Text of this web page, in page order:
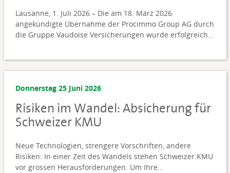
Lausanne, 1. Juli 2026 – Die am 18. März 2026
angekündigte Übernahme der Procimmo Group AG durch
die Gruppe Vaudoise Versicherungen wurde erfolgreich...
Donnerstag 25 Juni 2026
Risiken im Wandel: Absicherung für
Schweizer KMU
Neue Technologien, strengere Vorschriften, andere
Risiken: In einer Zeit des Wandels stehen Schweizer KMU
vor grossen Herausforderungen. Um Ihre...